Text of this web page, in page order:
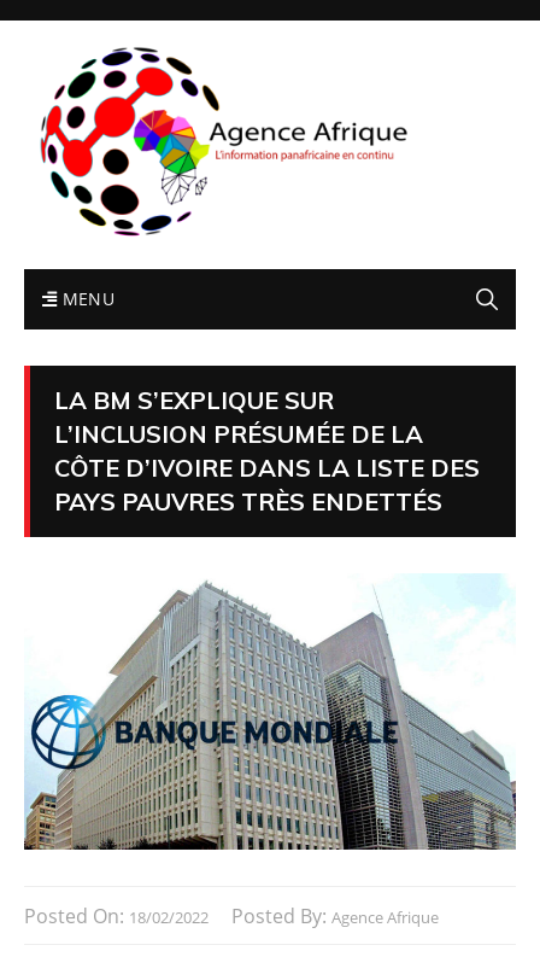
MENU
LA BM S’EXPLIQUE SUR
L’INCLUSION PRÉSUMÉE DE LA
CÔTE D’IVOIRE DANS LA LISTE DES
PAYS PAUVRES TRÈS ENDETTÉS
Posted On: 18/02/2022 Posted By: Agence Afrique